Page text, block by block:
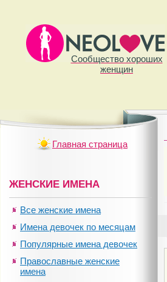
Сообщество хороших
женщин
Главная страница
ЖЕНСКИЕ ИМЕНА
Все женские имена
Имена девочек по месяцам
Популярные имена девочек
Православные женские
имена